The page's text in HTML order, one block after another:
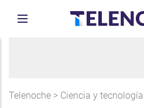
Telenoche > Ciencia y tecnología